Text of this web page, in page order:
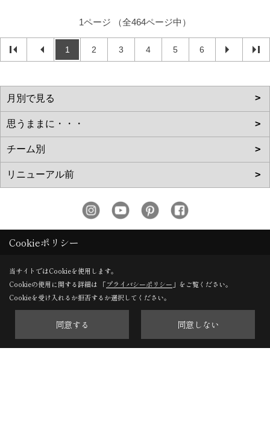
1ページ （全464ページ中）
1 2 3 4 5 6
福岡市南区屋形原１丁目36-20
TEL：092-566-3838
FAX：092-566-5700
＜営業時間＞10:00～17:00
Cookieポリシー
当サイトではCookieを使用します。
Cookieの使用に関する詳細は 「プライバシーポリシー 」をご覧ください。
Cookieを受け入れるか拒否するか選択してください。
同意する 同意しない